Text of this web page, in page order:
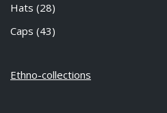
Hats (28)
Caps (43)
Ethno-collections